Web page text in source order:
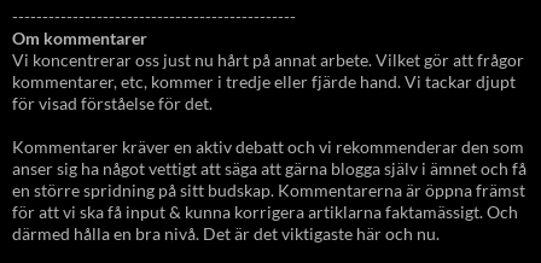
-----------------------------------------------
Om kommentarer
Vi koncentrerar oss just nu hårt på annat arbete. Vilket gör att frågor
kommentarer, etc, kommer i tredje eller fjärde hand. Vi tackar djupt
för visad förståelse för det.
Kommentarer kräver en aktiv debatt och vi rekommenderar den som
anser sig ha något vettigt att säga att gärna blogga själv i ämnet och få
en större spridning på sitt budskap. Kommentarerna är öppna främst
för att vi ska få input & kunna korrigera artiklarna faktamässigt. Och
därmed hålla en bra nivå. Det är det viktigaste här och nu.